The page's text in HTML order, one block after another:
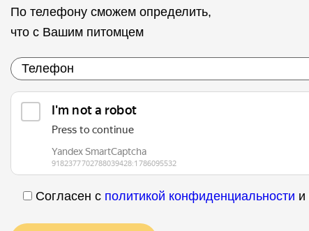
По телефону сможем определить,
что с Вашим питомцем
Согласен с политикой конфиденциальности и